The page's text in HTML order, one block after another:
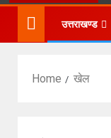
उत्तराखण्ड
Home खेल